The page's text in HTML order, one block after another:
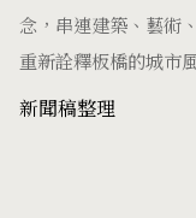
念，串連建築、藝術
重新詮釋板橋的城市
新聞稿整理